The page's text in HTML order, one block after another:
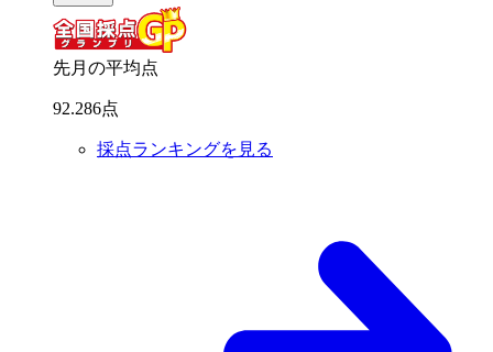
先月の平均点
92.286点
採点ランキングを見る